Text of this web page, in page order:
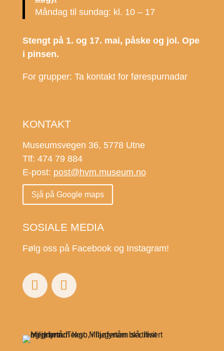
Måndag til sundag: kl. 10 – 17
Stengt på 1. og 17. mai, påske og jol. Ope
i pinsen.
For grupper: Ta kontakt for førespurnadar
KONTAKT
Museumsvegen 36, 5778 Utne
Tlf: 474 79 884
E-post: post@hvm.museum.no
Sjå på Google maps
SOSIALE MEDIA
Følg oss på Facebook og Instagram!